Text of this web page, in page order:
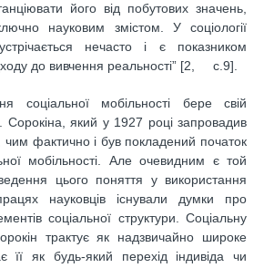
його від побутових значень,
науковим змістом. У соціології
нечасто і є показником
до вивчення реальності” [2, с.9].
соціальної мобільності бере свій
Сорокіна, який у 1927 році запровадив
чим фактично і був покладений початок
мобільності. Але очевидним є той
цього поняття у використання
науковців існували думки про
соціальної структу­ри. Соціальну
трактує як надзвичайно широке
її як будь-який перехід індивіда чи